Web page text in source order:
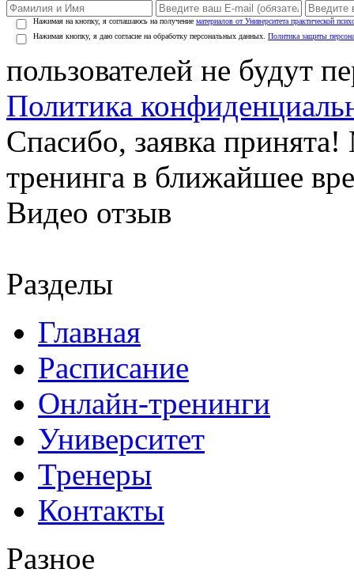
Нажимая на кнопку, я соглашаюсь на получение материалов от Университета практической
Нажимая кнопку, я даю согласие на обработку персональных данных. Политика защиты
пользователей не будут
Политика
Спасибо, заявка
тренинга в ближайшее
Видео отзыв
Разделы
Главная
Расписание
Онлайн-тренинги
Университет
Тренеры
Контакты
Разное